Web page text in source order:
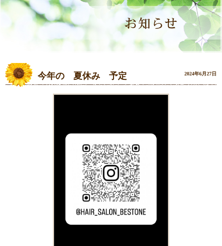
2024年6月27日
今年の 夏休み 予定